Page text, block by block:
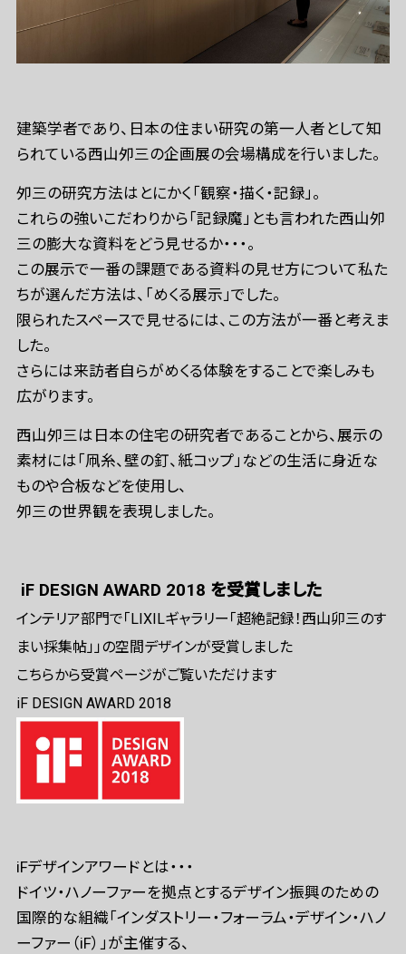
建築学者であり、日本の住まい研究の第一人者として知
られている西山夘三の企画展の会場構成を行いました。
夘三の研究方法はとにかく「観察・描く・記録」。
これらの強いこだわりから「記録魔」とも言われた西山夘
三の膨大な資料をどう見せるか・・・。
この展示で一番の課題である資料の見せ方について私た
ちが選んだ方法は、「めくる展示」でした。
限られたスペースで見せるには、この方法が一番と考えま
した。
さらには来訪者自らがめくる体験をすることで楽しみも
広がります。
西山夘三は日本の住宅の研究者であることから、展示の
素材には「凧糸、壁の釘、紙コップ」などの生活に身近な
ものや合板などを使用し、
夘三の世界観を表現しました。
iF DESIGN AWARD 2018 を受賞しました
インテリア部門で「LIXILギャラリー「超絶記録！西山卯三のす
まい採集帖」」の空間デザインが受賞しました
こちらから受賞ページがご覧いただけます
iF DESIGN AWARD 2018
iFデザインアワードとは・・・
ドイツ・ハノーファーを拠点とするデザイン振興のための
国際的な組織「インダストリー・フォーラム・デザイン・ハノ
ーファー（iF）」が主催する、